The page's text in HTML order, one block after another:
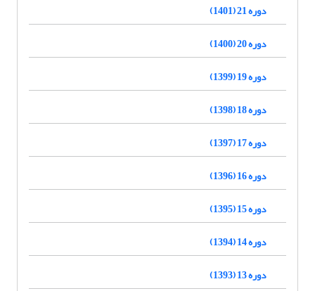
دوره 21 (1401)
دوره 20 (1400)
دوره 19 (1399)
دوره 18 (1398)
دوره 17 (1397)
دوره 16 (1396)
دوره 15 (1395)
دوره 14 (1394)
دوره 13 (1393)